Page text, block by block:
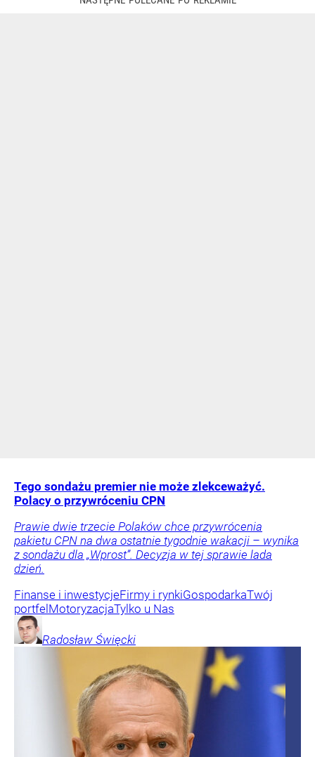
Tego sondażu premier nie może zlekceważyć.
Polacy o przywróceniu CPN
Prawie dwie trzecie Polaków chce przywrócenia
pakietu CPN na dwa ostatnie tygodnie wakacji – wynika
z sondażu dla „Wprost”. Decyzja w tej sprawie lada
dzień.
Finanse i inwestycjeFirmy i rynkiGospodarkaTwój
portfel MotoryzacjaTylko u Nas
Radosław Święcki